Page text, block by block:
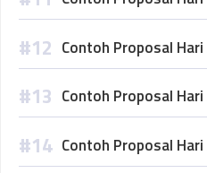
Contoh Proposal
Contoh Proposal
Contoh Proposal